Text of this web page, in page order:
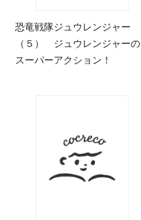
恐竜戦隊ジュウレンジャー
（５） ジュウレンジャーの
スーパーアクション！